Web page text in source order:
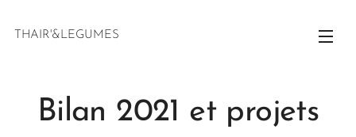
THAIR'&LEGUMES
Bilan 2021 et projets